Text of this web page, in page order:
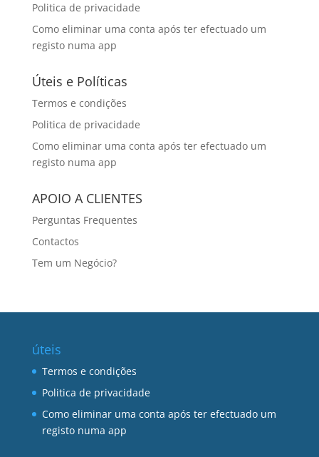
Politica de privacidade
Como eliminar uma conta após ter efectuado um
registo numa app
Úteis e Políticas
Termos e condições
Politica de privacidade
Como eliminar uma conta após ter efectuado um
registo numa app
APOIO A CLIENTES
Perguntas Frequentes
Contactos
Tem um Negócio?
úteis
Termos e condições
Politica de privacidade
Como eliminar uma conta após ter efectuado um
registo numa app